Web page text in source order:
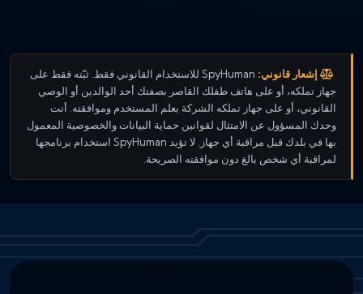
إشعار قانوني:
SpyHuman للاستخدام القانوني فقط. ثبّته فقط على
جهاز تملكه، أو على هاتف طفلك القاصر بصفتك أحد الوالدين أو الوصي
القانوني، أو على جهاز تملكه الشركة بعلم المستخدم وموافقته. أنت
وحدك المسؤول عن الامتثال لقوانين حماية البيانات والخصوصية المعمول
بها في بلدك قبل مراقبة أي جهاز. لا تؤيد SpyHuman استخدام برنامجها
لمراقبة أي شخص بالغ دون موافقته الصريحة.